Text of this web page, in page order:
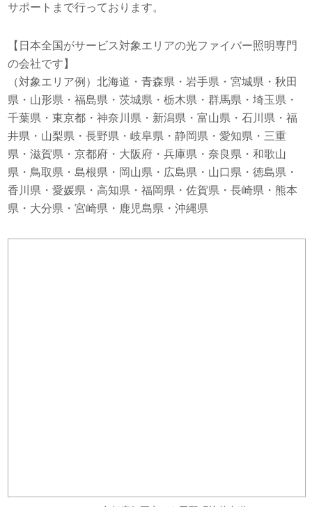
サポートまで行っております。
【日本全国がサービス対象エリアの光ファイバー照明専門
の会社です】
（対象エリア例）北海道・青森県・岩手県・宮城県・秋田
県・山形県・福島県・茨城県・栃木県・群馬県・埼玉県・
千葉県・東京都・神奈川県・新潟県・富山県・石川県・福
井県・山梨県・長野県・岐阜県・静岡県・愛知県・三重
県・滋賀県・京都府・大阪府・兵庫県・奈良県・和歌山
県・鳥取県・島根県・岡山県・広島県・山口県・徳島県・
香川県・愛媛県・高知県・福岡県・佐賀県・長崎県・熊本
県・大分県・宮崎県・鹿児島県・沖縄県